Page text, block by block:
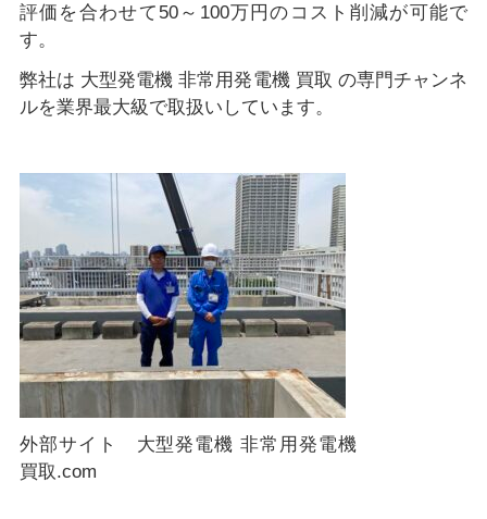
評価を合わせて50～100万円のコスト削減が可能で
す。
弊社は 大型発電機 非常用発電機 買取 の専門チャンネ
ルを業界最大級で取扱いしています。
外部サイト 大型発電機 非常用発電機
買取.com